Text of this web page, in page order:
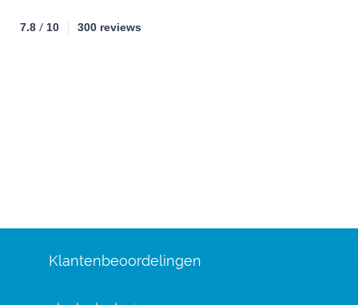
7.8 / 10 300 reviews
Klantenbeoordelingen